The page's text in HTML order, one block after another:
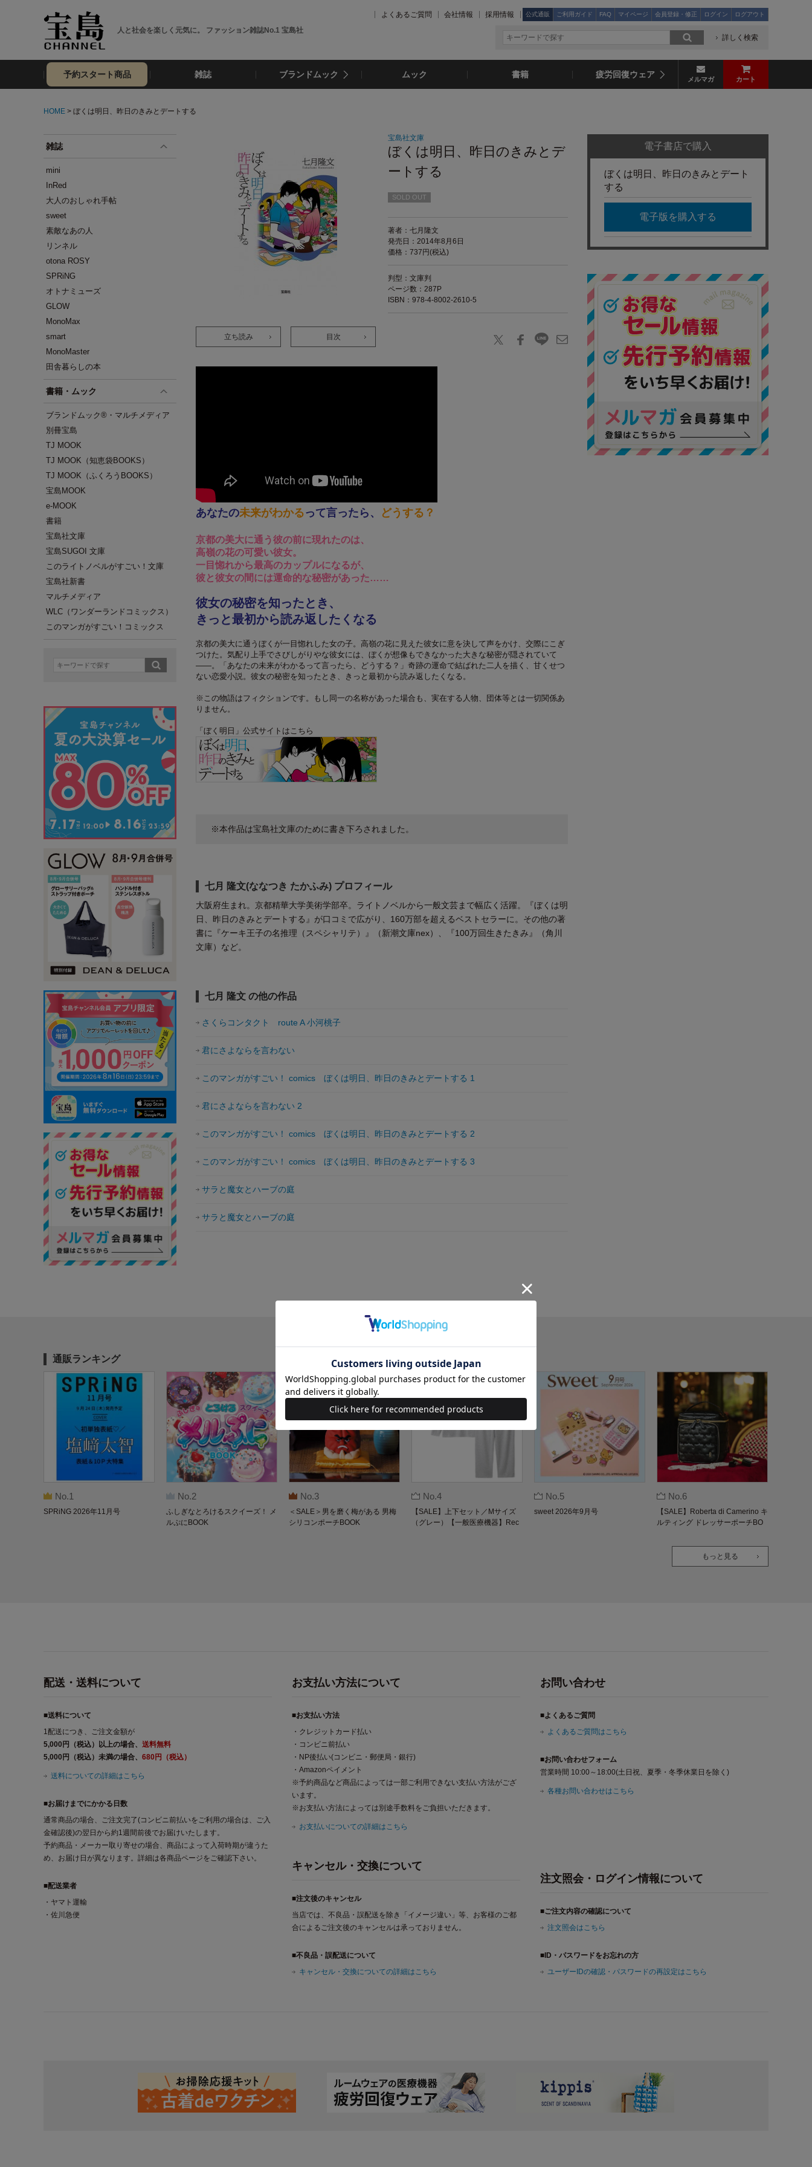
人と社会を楽しく元気に。 ファッション雑誌No.1 宝島社
よくあるご質問 会社情報 採用情報 公式通販 ご利用ガイド FAQ マイページ 会員登録・修正 ログイン ログアウト
詳しく検索
予約スタート商品 雑誌 ブランドムック ムック 書籍 疲労回復ウェア メルマガ カート
HOME > ぼくは明日、昨日のきみとデートする
雑誌
mini
InRed
大人のおしゃれ手帖
sweet
素敵なあの人
リンネル
otona ROSY
SPRiNG
オトナミューズ
GLOW
MonoMax
smart
MonoMaster
田舎暮らしの本
書籍・ムック
ブランドムック®・マルチメディア
別冊宝島
TJ MOOK
TJ MOOK（知恵袋BOOKS）
TJ MOOK（ふくろうBOOKS）
宝島MOOK
e-MOOK
書籍
宝島社文庫
宝島SUGOI 文庫
このライトノベルがすごい！文庫
宝島社新書
マルチメディア
WLC（ワンダーランドコミックス）
このマンガがすごい！コミックス
立ち読み 目次
宝島社文庫
ぼくは明日、昨日のきみとデ
ートする
SOLD OUT
著者：七月隆文
発売日：2014年8月6日
価格：737円(税込)
判型：文庫判
ページ数：287P
ISBN：978-4-8002-2610-5
あなたの未来がわかるって言ったら、 どうする？
京都の美大に通う彼の前に現れたのは、
高嶺の花の可愛い彼女。
一目惚れから最高のカップルになるが、
彼と彼女の間には運命的な秘密があった……
彼女の秘密を知ったとき、
きっと最初から読み返したくなる
京都の美大に通うぼくが一目惚れした女の子。高嶺の花に見えた彼女に意を決して声をかけ、交際にこぎ
つけた。気配り上手でさびしがりやな彼女には、ぼくが想像もできなかった大きな秘密が隠されていて
――。「あなたの未来がわかるって言ったら、どうする？」奇跡の運命で結ばれた二人を描く、甘くせつ
ない恋愛小説。彼女の秘密を知ったとき、きっと最初から読み返したくなる。
※この物語はフィクションです。もし同一の名称があった場合も、実在する人物、団体等とは一切関係あ
りません。
「ぼく明日」公式サイトはこちら
※本作品は宝島社文庫のために書き下ろされました。
七月 隆文(ななつき たかふみ) プロフィール
大阪府生まれ。京都精華大学美術学部卒。ライトノベルから一般文芸まで幅広く活躍。『ぼくは明
日、昨日のきみとデートする』が口コミで広がり、160万部を超えるベストセラーに。その他の著
書に『ケーキ王子の名推理（スペシャリテ）』（新潮文庫nex）、『100万回生きたきみ』（角川
文庫）など。
七月 隆文 の他の作品
さくらコンタクト route A 小河桃子
君にさよならを言わない
このマンガがすごい！ comics ぼくは明日、昨日のきみとデートする 1
君にさよならを言わない 2
このマンガがすごい！ comics ぼくは明日、昨日のきみとデートする 2
このマンガがすごい！ comics ぼくは明日、昨日のきみとデートする 3
サラと魔女とハーブの庭
サラと魔女とハーブの庭
電子書店で購入
ぼくは明日、昨日のきみとデート
する
電子版を購入する
通販ランキング
No.1
SPRiNG 2026年11月号
No.2
ふしぎなとろけるスクイーズ！ メ
ルぷにBOOK
No.3
＜SALE＞男を磨く梅がある 男梅
シリコンポーチBOOK
No.4
【SALE】上下セット／Mサイズ
（グレー）【一般医療機器】Rec
No.5
sweet 2026年9月号
No.6
【SALE】Roberta di Camerino キ
ルティング ドレッサーポーチBO
もっと見る
配送・送料について
■送料について
1配送につき、ご注文金額が
5,000円（税込）以上の場合、 送料無料
5,000円（税込）未満の場合、 680円（税込）
送料についての詳細はこちら
■お届けまでにかかる日数
通常商品の場合、ご注文完了(コンビニ前払いをご利用の場合は、ご入
金確認後)の翌日から約1週間前後でお届けいたします。
予約商品・メーカー取り寄せの場合、商品によって入荷時期が違うた
め、お届け日が異なります。詳細は各商品ページをご確認下さい。
■配送業者
・ヤマト運輸
・佐川急便
お支払い方法について
■お支払い方法
・クレジットカード払い
・コンビニ前払い
・NP後払い(コンビニ・郵便局・銀行)
・Amazonペイメント
※予約商品など商品によっては一部ご利用できない支払い方法がござ
います。
※お支払い方法によっては別途手数料をご負担いただきます。
お支払いについての詳細はこちら
キャンセル・交換について
■注文後のキャンセル
当店では、不良品・誤配送を除き「イメージ違い」等、お客様のご都
合によるご注文後のキャンセルは承っておりません。
■不良品・誤配送について
キャンセル・交換についての詳細はこちら
お問い合わせ
■よくあるご質問
よくあるご質問はこちら
■お問い合わせフォーム
営業時間 10:00～18:00(土日祝、夏季・冬季休業日を除く)
各種お問い合わせはこちら
注文照会・ログイン情報について
■ご注文内容の確認について
注文照会はこちら
■ID・パスワードをお忘れの方
ユーザーIDの確認・パスワードの再設定はこちら